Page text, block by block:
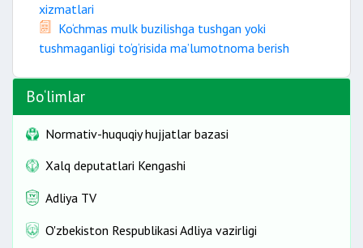
xizmatlari
Ko‘chmas mulk buzilishga tushgan yoki
tushmaganligi to‘g‘risida ma’lumotnoma berish
Bo‘limlar
Normativ-huquqiy hujjatlar bazasi
Xalq deputatlari Kengashi
Adliya TV
O'zbekiston Respublikasi Adliya vazirligi